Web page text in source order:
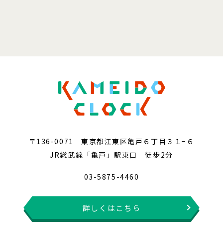
〒136-0071 東京都江東区亀戸６丁目３１−６
JR総武線「亀戸」駅東口 徒歩2分
03-5875-4460
詳しくはこちら